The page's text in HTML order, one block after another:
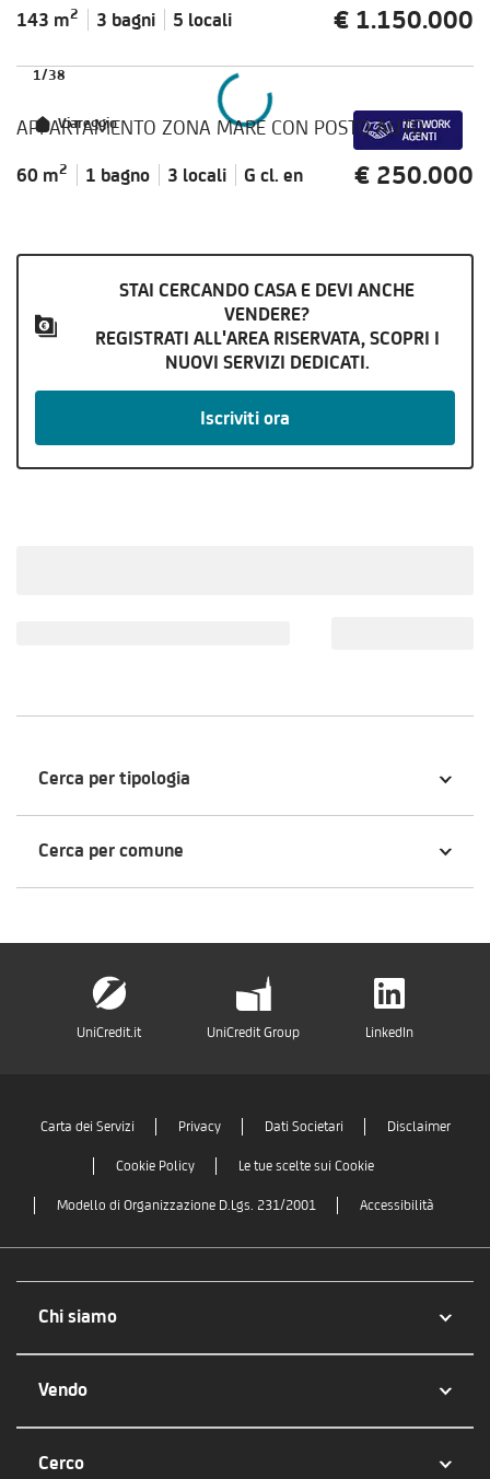
143 m2 3 bagni 5 locali € 1.150.000
Viareggio
1/38
APPARTAMENTO ZONA MARE CON POSTO AUTO
60 m2 1 bagno 3 locali G cl. en € 250.000
STAI CERCANDO CASA E DEVI ANCHE
VENDERE?
REGISTRATI ALL'AREA RISERVATA, SCOPRI I
NUOVI SERVIZI DEDICATI.
Iscriviti ora
Cerca per tipologia
Cerca per comune
UniCredit.it UniCredit Group LinkedIn
Carta dei Servizi Privacy Dati Societari Disclaimer
Cookie Policy Le tue scelte sui Cookie
Modello di Organizzazione D.Lgs. 231/2001 Accessibilità
Chi siamo
Vendo
Cerco